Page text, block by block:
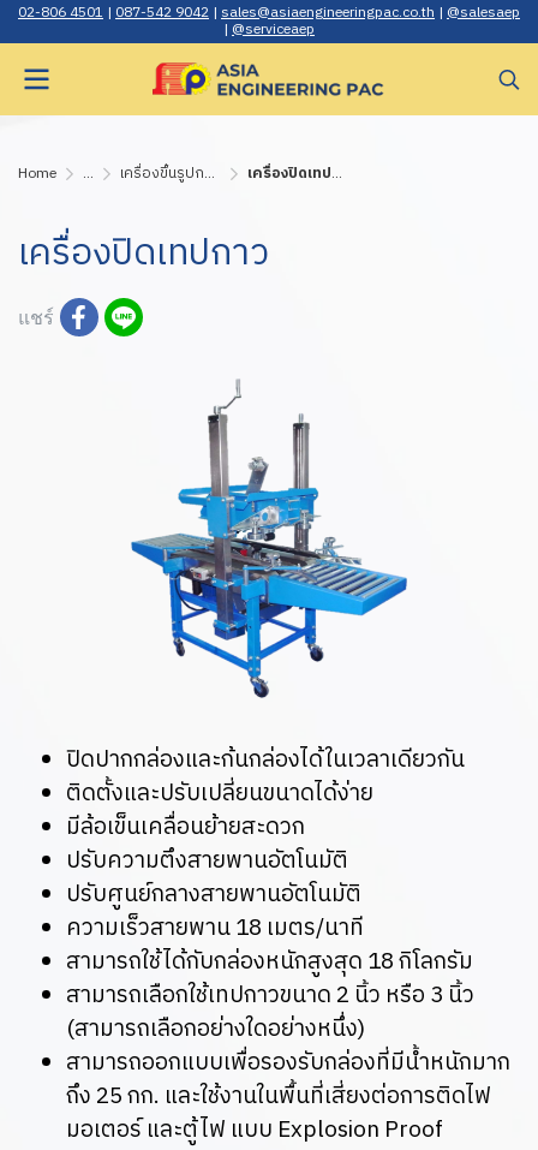
02-806 4501 | 087-542 9042 | sales@asiaengineerin gpac.co.th | @salesaep
| @serviceaep
Home ... เครื่องขึ้นรูปกล่อง ปิดเทปกาว ยิงกาวกล่อง เครื่องปิดเทปกาว
เครื่องปิดเทปกาว
แชร์
ปิดปากกล่องและก้นกล่องได้ในเวลาเดียวกัน
ติดตั้งและปรับเปลี่ยนขนาดได้ง่าย
มีล้อเข็นเคลื่อนย้ายสะดวก
ปรับความตึงสายพานอัตโนมัติ
ปรับศูนย์กลางสายพานอัตโนมัติ
ความเร็วสายพาน 18 เมตร/นาที
สามารถใช้ได้กับกล่องหนักสูงสุด 18 กิโลกรัม
สามารถเลือกใช้เทปกาวขนาด 2 นิ้ว หรือ 3 นิ้ว
(สามารถเลือกอย่างใดอย่างหนึ่ง)
สามารถออกแบบเพื่อรองรับกล่องที่มีน้ำหนักมาก
ถึง 25 กก. และใช้งานในพื้นที่เสี่ยงต่อการติดไฟ
มอเตอร์ และตู้ไฟ แบบ Explosion Proof